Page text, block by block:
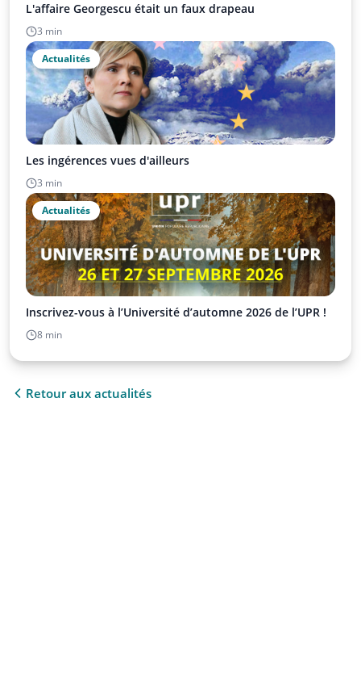
L'affaire Georgescu était un faux drapeau
3 min
Actualités
Les ingérences vues d'ailleurs
3 min
Actualités
Inscrivez-vous à l’Université d’automne 2026 de l’UPR !
8 min
Retour aux actualités